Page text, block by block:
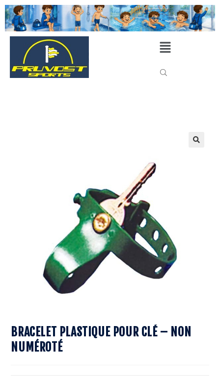
BRACELET PLASTIQUE POUR CLÉ – NON
NUMÉROTÉ